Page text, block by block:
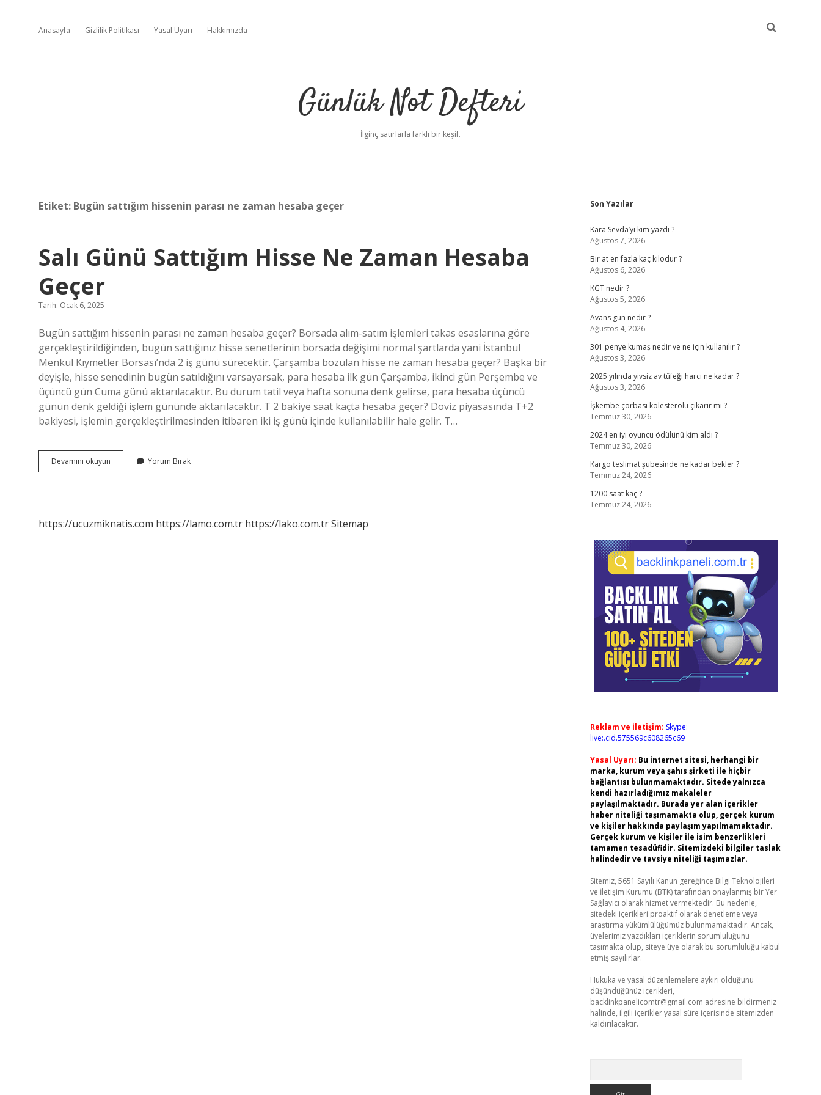
Anasayfa Gizlilik Politikası Yasal Uyarı Hakkımızda
Günlük Not Defteri
İlginç satırlarla farklı bir keşif.
Etiket: Bugün sattığım hissenin parası ne zaman hesaba geçer
Salı Günü Sattığım Hisse Ne Zaman Hesaba
Geçer
Tarih: Ocak 6, 2025
Bugün sattığım hissenin parası ne zaman hesaba geçer? Borsada alım-satım işlemleri takas esaslarına göre
gerçekleştirildiğinden, bugün sattığınız hisse senetlerinin borsada değişimi normal şartlarda yani İstanbul
Menkul Kıymetler Borsası’nda 2 iş günü sürecektir. Çarşamba bozulan hisse ne zaman hesaba geçer? Başka bir
deyişle, hisse senedinin bugün satıldığını varsayarsak, para hesaba ilk gün Çarşamba, ikinci gün Perşembe ve
üçüncü gün Cuma günü aktarılacaktır. Bu durum tatil veya hafta sonuna denk gelirse, para hesaba üçüncü
günün denk geldiği işlem gününde aktarılacaktır. T 2 bakiye saat kaçta hesaba geçer? Döviz piyasasında T+2
bakiyesi, işlemin gerçekleştirilmesinden itibaren iki iş günü içinde kullanılabilir hale gelir. T…
Devamını okuyun
Günü
Hesaba
Yorum Bırak
https://ucuzmiknatis.com https://lamo.com.tr https://lako.com.trSitemap
Sidebar
Son Yazılar
Kara Sevda’yı kim yazdı ?
Ağustos 7, 2026
Bir at en fazla kaç kilodur ?
Ağustos 6, 2026
KGT nedir ?
Ağustos 5, 2026
Avans gün nedir ?
Ağustos 4, 2026
301 penye kumaş nedir ve ne için kullanılır ?
Ağustos 3, 2026
2025 yılında yivsiz av tüfeği harcı ne kadar ?
Ağustos 3, 2026
İşkembe çorbası kolesterolü çıkarır mı ?
Temmuz 30, 2026
2024 en iyi oyuncu ödülünü kim aldı ?
Temmuz 30, 2026
Kargo teslimat şubesinde ne kadar bekler ?
Temmuz 24, 2026
1200 saat kaç ?
Temmuz 24, 2026
Reklam ve İletişim: Skype:
live:.cid.575569c608265c69
Yasal Uyarı: Bu internet sitesi, herhangi bir
marka, kurum veya şahıs şirketi ile hiçbir
bağlantısı bulunmamaktadır. Sitede yalnızca
kendi hazırladığımız makaleler
paylaşılmaktadır. Burada yer alan içerikler
haber niteliği taşımamakta olup, gerçek kurum
ve kişiler hakkında paylaşım yapılmamaktadır.
Gerçek kurum ve kişiler ile isim benzerlikleri
tamamen tesadüfidir. Sitemizdeki bilgiler taslak
halindedir ve tavsiye niteliği taşımazlar.
Sitemiz, 5651 Sayılı Kanun gereğince Bilgi Teknolojileri
ve İletişim Kurumu (BTK) tarafından onaylanmış bir Yer
Sağlayıcı olarak hizmet vermektedir. Bu nedenle,
sitedeki içerikleri proaktif olarak denetleme veya
araştırma yükümlülüğümüz bulunmamaktadır. Ancak,
üyelerimiz yazdıkları içeriklerin sorumluluğunu
taşımakta olup, siteye üye olarak bu sorumluluğu kabul
etmiş sayılırlar.
Hukuka ve yasal düzenlemelere aykırı olduğunu
düşündüğünüz içerikleri,
backlinkpanelicomtr@gmail.com adresine bildirmeniz
halinde, ilgili içerikler yasal süre içerisinde sitemizden
kaldırılacaktır.